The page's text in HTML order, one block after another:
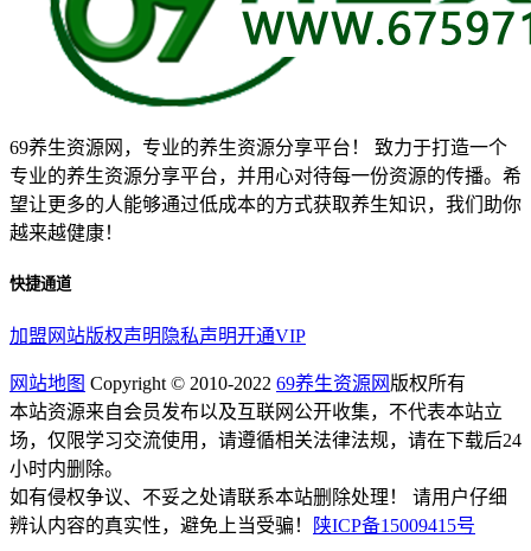
69养生资源网，专业的养生资源分享平台！ 致力于打造一个
专业的养生资源分享平台，并用心对待每一份资源的传播。希
望让更多的人能够通过低成本的方式获取养生知识，我们助你
越来越健康！
快捷通道
加盟网站版权声明 隐私声明开通VIP
网站地图 Copyright © 2010-2022 69养生资源网 版权所有
本站资源来自会员发布以及互联网公开收集，不代表本站立
场，仅限学习交流使用，请遵循相关法律法规，请在下载后24
小时内删除。
如有侵权争议、不妥之处请联系本站删除处理！ 请用户仔细
辨认内容的真实性，避免上当受骗！
陕ICP备15009415号